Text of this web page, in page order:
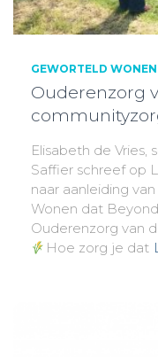
GEWORTELD WONEN
Ouderenzorg
Elisabeth de Vries,
Saffier schreef op
naar aanleiding
Wonen dat
Ouderenzorg van
Hoe zorg je dat